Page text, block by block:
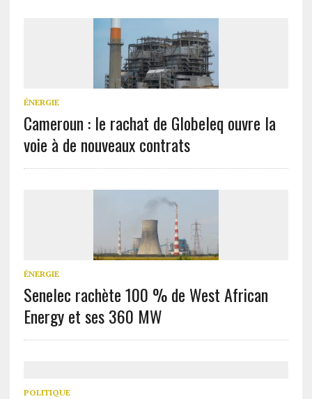
ÉNERGIE
Cameroun : le rachat de Globeleq ouvre la
voie à de nouveaux contrats
ÉNERGIE
Senelec rachète 100 % de West African
Energy et ses 360 MW
POLITIQUE